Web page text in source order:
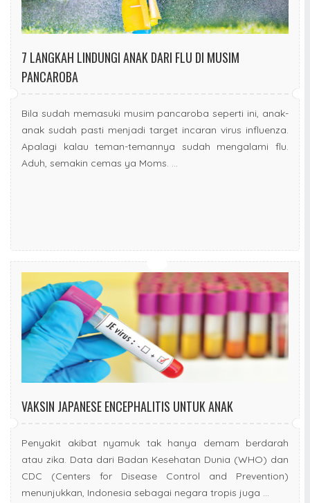
7 LANGKAH LINDUNGI ANAK DARI FLU DI MUSIM
PANCAROBA
Bila sudah memasuki musim pancaroba seperti ini, anak-
anak sudah pasti menjadi target incaran virus influenza.
Apalagi kalau teman-temannya sudah mengalami flu.
Aduh, semakin cemas ya Moms. ...
VAKSIN JAPANESE ENCEPHALITIS UNTUK ANAK
Penyakit akibat nyamuk tak hanya demam berdarah
atau zika. Data dari Badan Kesehatan Dunia (WHO) dan
CDC (Centers for Disease Control and Prevention)
menunjukkan, Indonesia sebagai negara tropis juga ...